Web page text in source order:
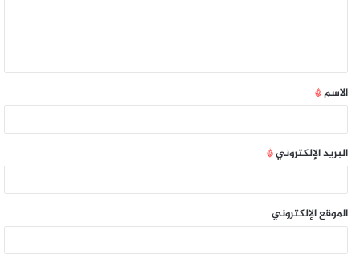
الاسم*
البريد الإلكتروني*
الموقع الإلكتروني